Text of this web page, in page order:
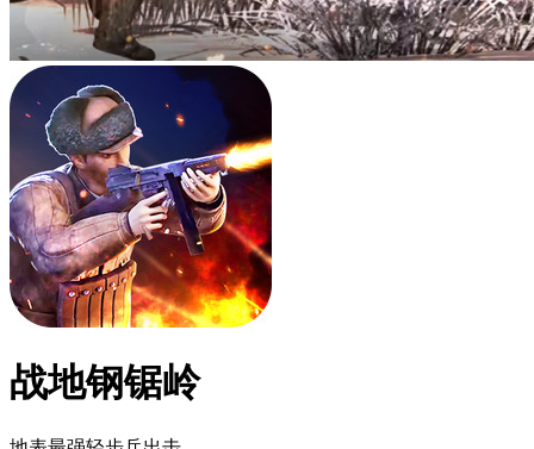
战地钢锯岭